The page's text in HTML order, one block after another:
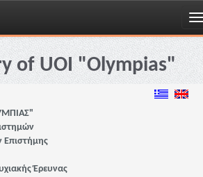
of UOI "Olympias"
Έρευνας